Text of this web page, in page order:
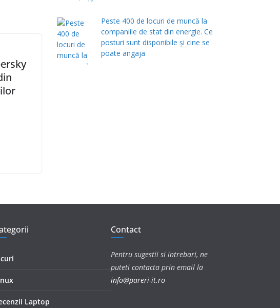
Peste 400 de locuri de muncă la
companiile de stat din energie. Ce
posturi sunt disponibile și cine se
poate angaja
Laptop
Contact
Pentru sugestii si intrebari, ne
puteti contacta prin email la
info@pareri-it.ro